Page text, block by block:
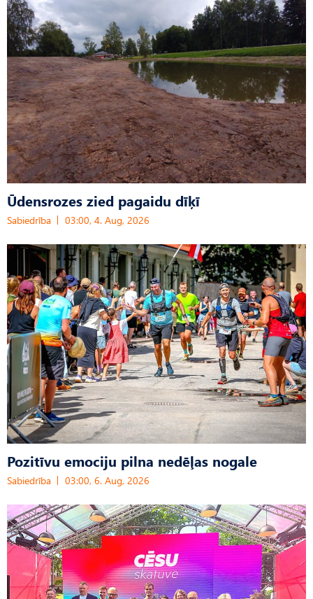
Ūdensrozes zied pagaidu dīķī
Sabiedrība 03:00, 4. Aug, 2026
Pozitīvu emociju pilna nedēļas nogale
Sabiedrība 03:00, 6. Aug, 2026